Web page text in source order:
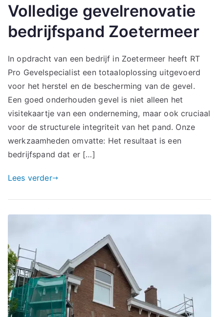
Volledige gevelrenovatie
bedrijfspand Zoetermeer
In opdracht van een bedrijf in Zoetermeer heeft RT
Pro Gevelspecialist een totaaloplossing uitgevoerd
voor het herstel en de bescherming van de gevel.
Een goed onderhouden gevel is niet alleen het
visitekaartje van een onderneming, maar ook cruciaal
voor de structurele integriteit van het pand. Onze
werkzaamheden omvatte: Het resultaat is een
bedrijfspand dat er […]
Lees verder